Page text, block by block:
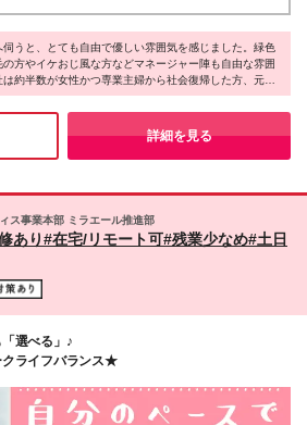
、岐阜、岡山:月給25万円～26万円 山形:月給
25万円
別手当:月2万円(東京・神奈川一部) ■夜勤手
千円(※月16回で8万) ・初期費用会社負担等の
、UIターン転勤希望者への1年間支援あり 全
ムダを徹底削減し社員へ還元しています。
山、岡山、山口、香川、徳島、長崎 ■エリア
岩手、秋田、山形、愛媛、高知、佐賀、熊
崎、鹿児島、沖縄 ★転勤を伴う異動な
UIターン移住支援あり 神奈
宮崎・香川では積極採用中！ ★オープニン
もあり！ 詳細勤務地は、応募・選考
伺うと、とても自由で優しい雰囲気を感じました。緑色
の方やイケおじ風な方などマネージャー陣も自由な雰囲
は約半数が女性かつ専業主婦から社会復帰した方、元フ
など20～60代まで幅広い年代の方が活躍しています。一
働き方を柔軟に調整したり、本人の適性や頑張りで昇
を目指せる体制を整えたりと、長く働ける制度が充実！
理想のキャリアを叶えられるのが魅力です♪
詳細を見る
ス事業本部 ミラエール推進部
あり#在宅/リモート可#残業少なめ#土日
選べる」♪
クライフバランス★